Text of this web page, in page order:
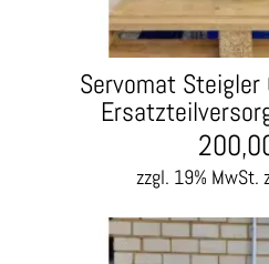
Servomat Steigler
zzgl. 19% MwSt.